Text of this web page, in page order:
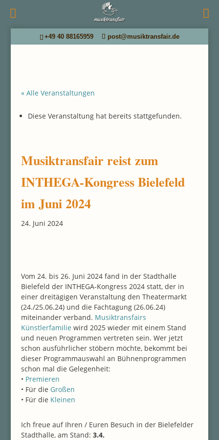
+49 40 88165959 post@musiktransfair.de
« Alle Veranstaltungen
Diese Veranstaltung hat bereits stattgefunden.
Musiktransfair reist zum
INTHEGA-Kongress Bielefeld
im Juni 2024
24. Juni 2024
Vom 24. bis 26. Juni 2024 fand in der Stadthalle
Bielefeld der INTHEGA-Kongress 2024 statt, der in
einer dreitägigen Veranstaltung den Theatermarkt
(24./25.06.24) und die Fachtagung (26.06.24)
miteinander verband. Musiktransfairs
Künstlerfamilie wird 2025 wieder mit einem Stand
und neuen Programmen vertreten sein. Wer jetzt
schon ausführlicher stöbern möchte, bekommt bei
dieser Programmauswahl an Bühnenprogrammen
schon mal die Gelegenheit:
• Premieren
• Für die Großen
• Für die Kleinen
Ich freue auf Ihren / Euren Besuch in der Bielefelder
Stadthalle, am Stand: 3.4.